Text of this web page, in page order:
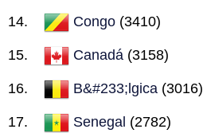
Congo (3410)
Canadá (3158)
B&#233;lgica (3016)
Senegal (2782)